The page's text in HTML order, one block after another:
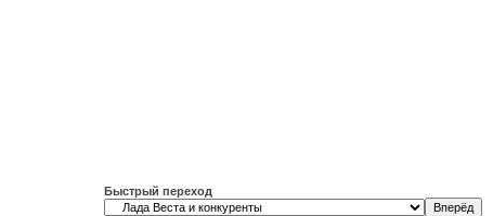
Быстрый переход